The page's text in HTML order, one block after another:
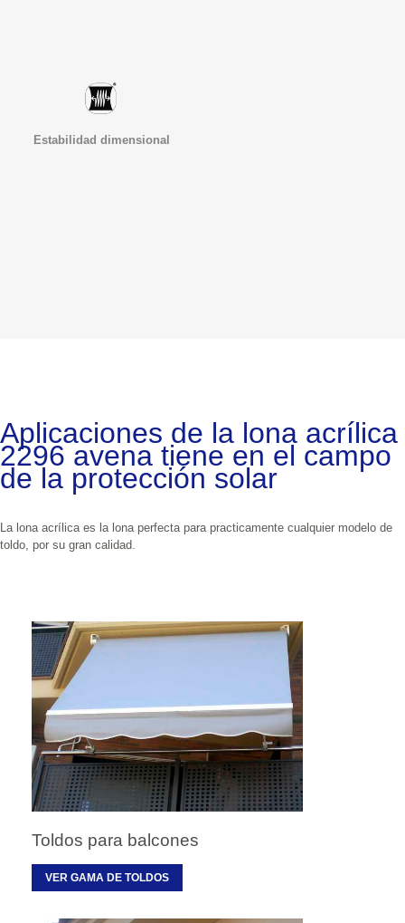
Estabilidad dimensional
Aplicaciones de la lona acrílica
2296 avena tiene en el campo
de la protección solar
La lona acrílica es la lona perfecta para practicamente cualquier modelo de
toldo, por su gran calidad.
Toldos para balcones
VER GAMA DE TOLDOS